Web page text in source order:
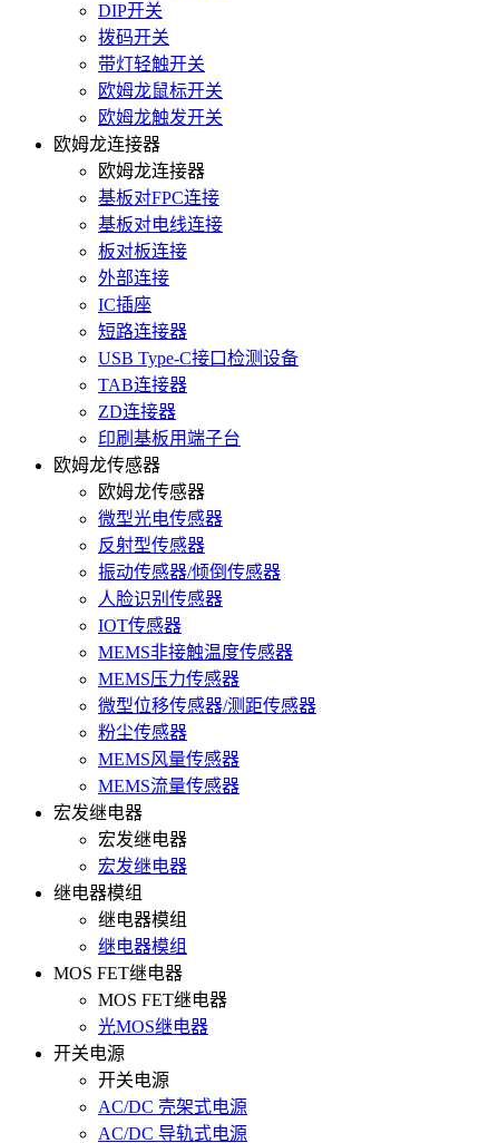
DIP开关
拨码开关
带灯轻触开关
欧姆龙鼠标开关
欧姆龙触发开关
欧姆龙连接器
欧姆龙连接器
基板对FPC连接
基板对电线连接
板对板连接
外部连接
IC插座
短路连接器
USB Type-C接口检测设备
TAB连接器
ZD连接器
印刷基板用端子台
欧姆龙传感器
欧姆龙传感器
微型光电传感器
反射型传感器
振动传感器/倾倒传感器
人脸识别传感器
IOT传感器
MEMS非接触温度传感器
MEMS压力传感器
微型位移传感器/测距传感器
粉尘传感器
MEMS风量传感器
MEMS流量传感器
宏发继电器
宏发继电器
宏发继电器
继电器模组
继电器模组
继电器模组
MOS FET继电器
MOS FET继电器
光MOS继电器
开关电源
开关电源
AC/DC 壳架式电源
AC/DC 导轨式电源